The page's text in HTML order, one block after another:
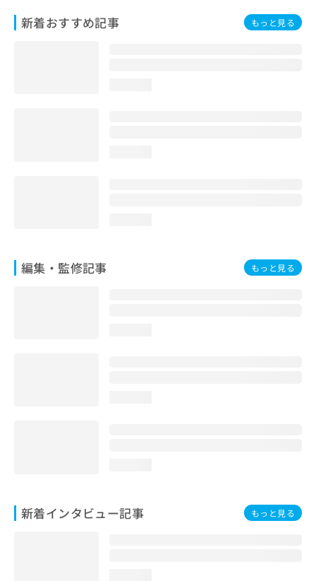
新着おすすめ記事 もっと見る
編集・監修記事 もっと見る
新着インタビュー記事 もっと見る
問